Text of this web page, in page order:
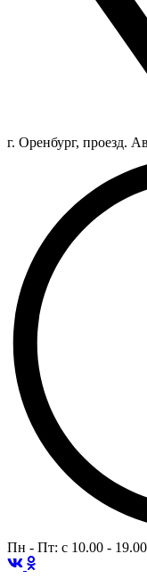
г. Оренбург, проезд.
Пн - Пт: c 10.00 -